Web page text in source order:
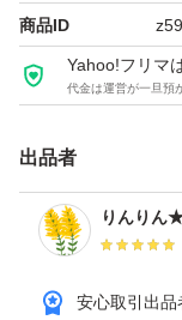
いて予めご了承の
ギフトにお考えの
50円プラスで薄
※箱数を増やした
加で宅急便に変
商品ID
Yahoo!フリマ
代金は運営が一旦預
出品者
りんりん
安心取引出品